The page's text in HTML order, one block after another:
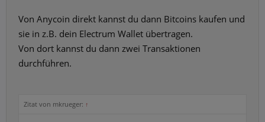
Von Anycoin direkt kannst du dann Bitcoins kaufen und
sie in z.B. dein Electrum Wallet übertragen.
Von dort kannst du dann zwei Transaktionen
durchführen.
Zitat von mkrueger: ↑